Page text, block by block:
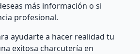
más información o si
profesional.
ayudarte a hacer realidad tu
exitosa charcutería en